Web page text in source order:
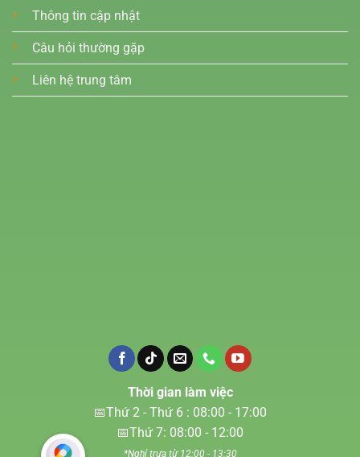
Thông tin cập nhật
Câu hỏi thường gặp
Liên hệ trung tâm
Thời gian làm việc
📅Thứ 2 - Thứ 6 : 08:00 - 17:00
📅Thứ 7: 08:00 - 12:00
*Nghỉ trưa từ 12:00 - 13:30